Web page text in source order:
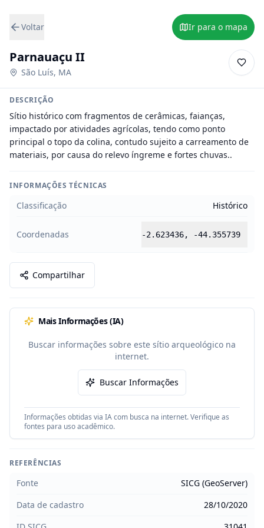
Voltar Ir para o mapa
Parnauaçu II
São Luís, MA
DESCRIÇÃO
Sítio histórico com fragmentos de cerâmicas, faianças,
impactado por atividades agrícolas, tendo como ponto
principal o topo da colina, contudo sujeito a carreamento de
materiais, por causa do relevo íngreme e fortes chuvas..
INFORMAÇÕES TÉCNICAS
Classificação Histórico
Coordenadas -2.623436, -44.355739
Compartilhar
Mais Informações (IA)
Buscar informações sobre este sítio arqueológico na
internet.
Buscar Informações
Informações obtidas via IA com busca na internet. Verifique as
fontes para uso acadêmico.
REFERÊNCIAS
Fonte
SICG (GeoServer)
Data de cadastro
28/10/2020